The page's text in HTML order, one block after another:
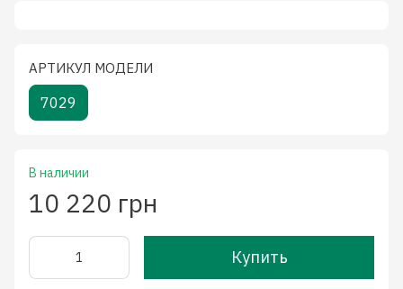
АРТИКУЛ МОДЕЛИ
7029
В наличии
10 220 грн
Купить